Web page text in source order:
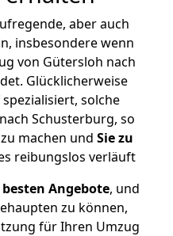
aber auch
insbesondere wenn
von Gütersloh nach
Glücklicherweise
solche
Schusterburg, so
machen und Sie zu
reibungslos verläuft
Angebote, und
zu können,
für Ihren Umzug